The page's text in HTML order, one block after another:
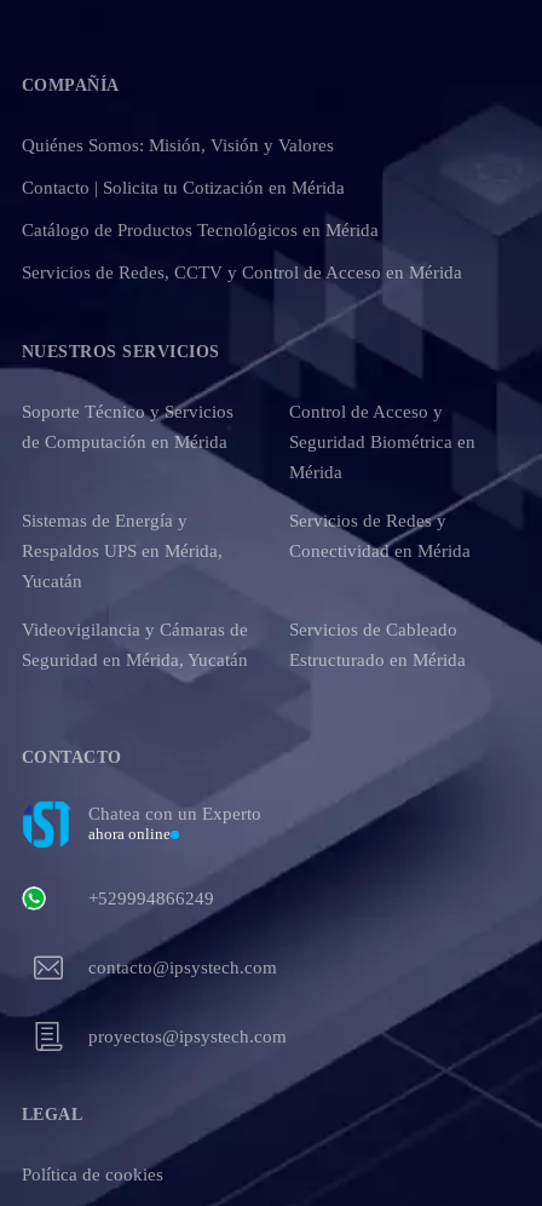
COMPAÑÍA
Quiénes Somos: Misión, Visión y Valores
Contacto | Solicita tu Cotización en Mérida
Catálogo de Productos Tecnológicos en Mérida
Servicios de Redes, CCTV y Control de Acceso en Mérida
NUESTROS SERVICIOS
Soporte Técnico y Servicios
de Computación en Mérida
Control de Acceso y
Seguridad Biométrica en
Mérida
Sistemas de Energía y
Respaldos UPS en Mérida,
Yucatán
Servicios de Redes y
Conectividad en Mérida
Videovigilancia y Cámaras de
Seguridad en Mérida, Yucatán
Servicios de Cableado
Estructurado en Mérida
CONTACTO
Chatea con un Experto
ahora online
+529994866249
contacto@ipsystech.com
proyectos@ipsystech.com
LEGAL
Política de cookies